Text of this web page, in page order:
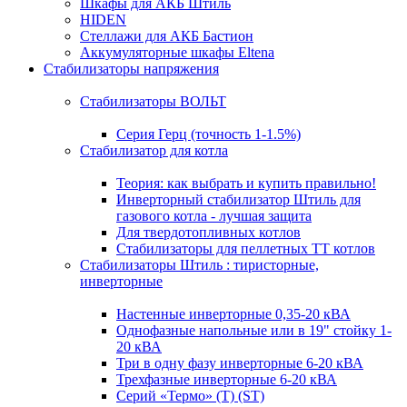
Шкафы для АКБ Штиль
HIDEN
Стеллажи для АКБ Бастион
Аккумуляторные шкафы Eltena
Стабилизаторы напряжения
Стабилизаторы ВОЛЬТ
Серия Герц (точность 1-1.5%)
Стабилизатор для котла
Теория: как выбрать и купить правильно!
Инверторный стабилизатор Штиль для
газового котла - лучшая защита
Для твердотопливных котлов
Стабилизаторы для пеллетных ТТ котлов
Стабилизаторы Штиль : тиристорные,
инверторные
Настенные инверторные 0,35-20 кВА
Однофазные напольные или в 19" стойку 1-
20 кВА
Три в одну фазу инверторные 6-20 кВА
Трехфазные инверторные 6-20 кВА
Серий «Термо» (T) (ST)